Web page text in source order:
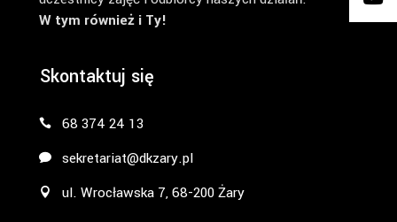
W tym również i Ty!
Skontaktuj się
68 374 24 13
sekretariat@dkzary.pl
ul. Wrocławska 7, 68-200 Żary